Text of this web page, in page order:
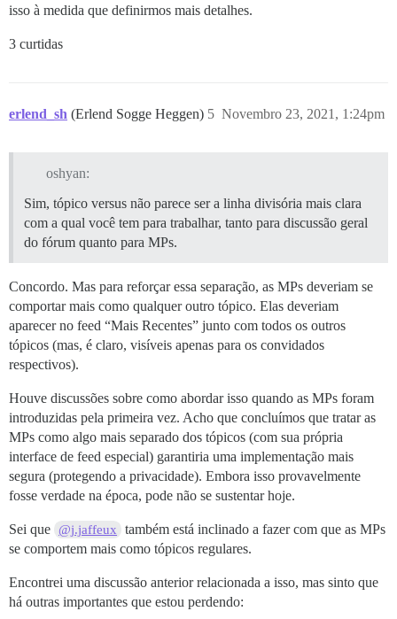
isso à medida que definirmos mais detalhes.
3 curtidas
erlend_sh (Erlend Sogge Heggen) Novembro 23, 2021, 1:24pm
5
oshyan:
Sim, tópico versus não parece ser a linha divisória mais clara
com a qual você tem para trabalhar, tanto para discussão geral
do fórum quanto para MPs.
Concordo. Mas para reforçar essa separação, as MPs deveriam se
comportar mais como qualquer outro tópico. Elas deveriam
aparecer no feed “Mais Recentes” junto com todos os outros
tópicos (mas, é claro, visíveis apenas para os convidados
respectivos).
Houve discussões sobre como abordar isso quando as MPs foram
introduzidas pela primeira vez. Acho que concluímos que tratar as
MPs como algo mais separado dos tópicos (com sua própria
interface de feed especial) garantiria uma implementação mais
segura (protegendo a privacidade). Embora isso provavelmente
fosse verdade na época, pode não se sustentar hoje.
Sei que @j.jaffeux
também está inclinado a fazer com que as MPs
se comportem mais como tópicos regulares.
Encontrei uma discussão anterior relacionada a isso, mas sinto que
há outras importantes que estou perdendo: